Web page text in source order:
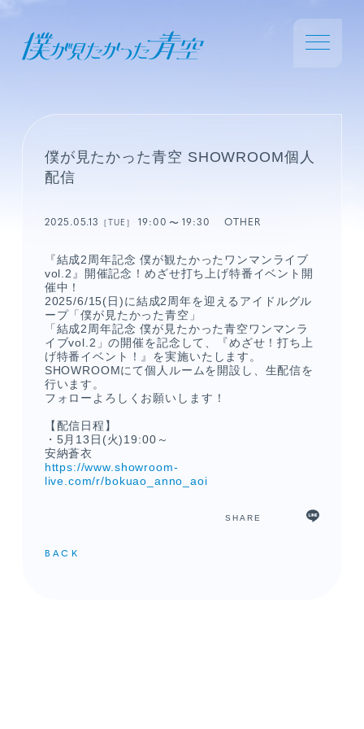
僕が見たかった青空 SHOWROOM個人
配信
2025.05.13 ［TUE］19:00 19:30 OTHER
『結成2周年記念 僕が観たかったワンマンライブ
vol.2』開催記念！めざせ打ち上げ特番イベント開
催中！
2025/6/15(日)に結成2周年を迎えるアイドルグル
ープ「僕が見たかった青空」
「結成2周年記念 僕が見たかった青空ワンマンラ
イブvol.2」の開催を記念して、『めざせ！打ち上
げ特番イベント！』を実施いたします。
SHOWROOMにて個人ルームを開設し、生配信を
行います。
フォローよろしくお願いします！
【配信日程】
・5月13日(火)19:00～
安納蒼衣
https://www.showroom-
live.com/r/bokuao_anno_aoi
SHARE
BACK